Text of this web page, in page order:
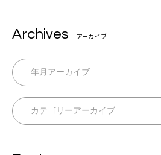
Archives アーカイブ